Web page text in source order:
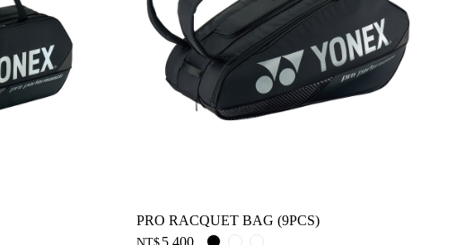
PRO RACQUET BAG (9PCS)
5,400